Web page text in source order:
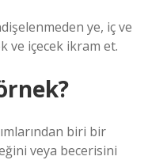
ye, iç ve
ve içecek ikram et.
biri bir
veya becerisini